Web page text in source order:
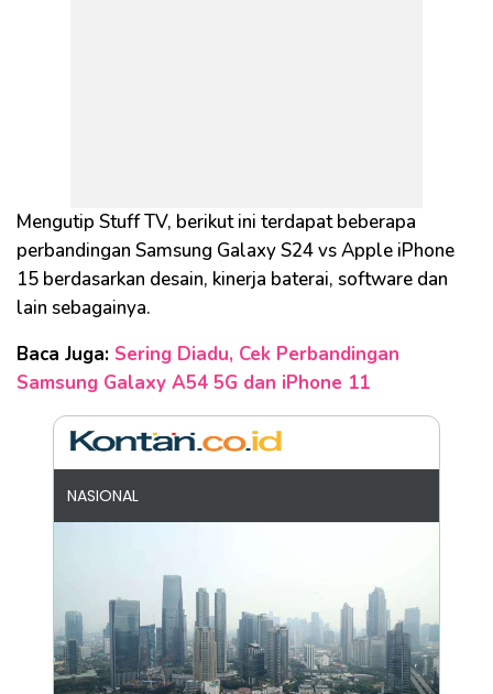
Mengutip Stuff TV, berikut ini terdapat beberapa
perbandingan Samsung Galaxy S24 vs Apple iPhone
15 berdasarkan desain, kinerja baterai, software dan
lain sebagainya.
Baca Juga: Sering Diadu, Cek Perbandingan
Samsung Galaxy A54 5G dan iPhone 11
NASIONAL